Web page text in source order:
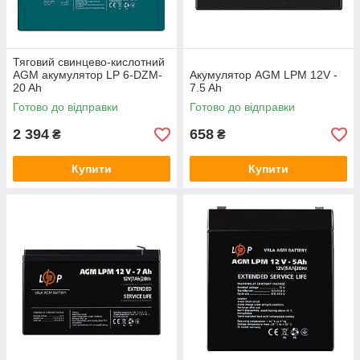
Тяговий свинцево-кислотний
AGM акумулятор LP 6-DZM-
20 Ah
Готово до відправки
2 394 ₴
Купити
Акумулятор AGM LPM 12V -
7.5 Ah
Готово до відправки
658 ₴
Купити